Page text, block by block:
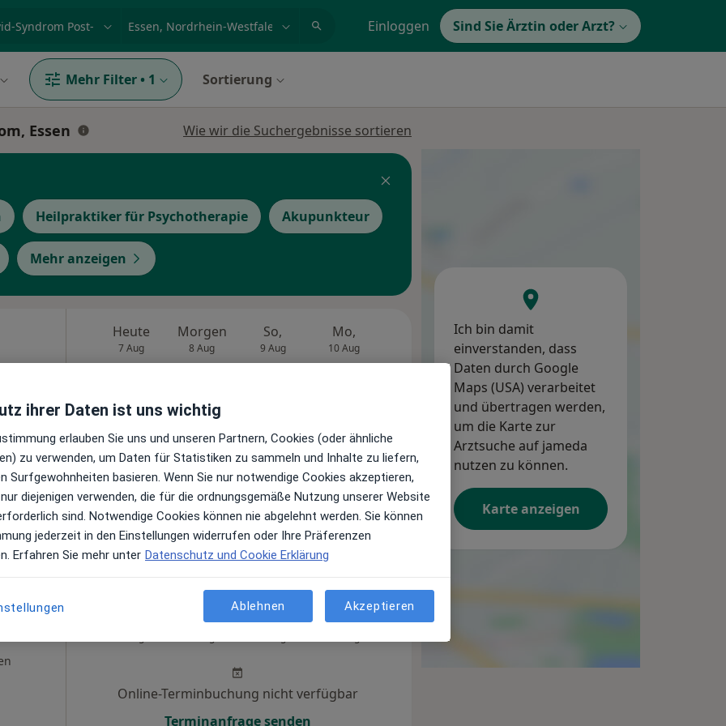
Einloggen Sind Sie Ärztin oder Arzt?
Mehr Filter • 1 Sortierung
Essen Wie wir die Suchergebnisse sortieren
Heilpraktiker für Psychotherapie Akupunkteur
Mehr anzeigen
Heute
7 Aug
Morgen
8 Aug
So,
9 Aug
Mo,
10 Aug
Mi,
12 Aug 13 Aug
Online-Terminbuchung nicht verfügbar
Terminanfrage senden
Morgen So, Mo, Di,
Online-Terminbuchung nicht verfügbar
Terminanfrage senden
Ich bin damit
einverstanden, dass
Daten durch Google
Maps (USA) verarbeitet
und übertragen werden,
um die Karte zur
Arztsuche auf jameda
nutzen zu können.
Karte anzeigen
ihrer Daten ist uns wichtig
erlauben Sie uns und unseren Partnern, Cookies (oder ähnliche
zu verwenden, um Daten für Statistiken zu sammeln und Inhalte zu liefern,
Surfgewohnheiten basieren. Wenn Sie nur notwendige Cookies akzeptieren,
diejenigen verwenden, die für die ordnungsgemäße Nutzung unserer Website
sind. Notwendige Cookies können nie abgelehnt werden. Sie können
jederzeit in den Einstellungen widerrufen oder Ihre Präferenzen
Erfahren Sie mehr unter Datenschutz und Cookie Erklärung
Ablehnen Akzeptieren